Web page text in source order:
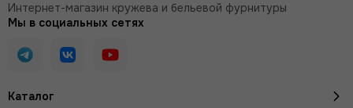
Каталог
Интернет-магазин кружева и бельевой фурнитуры
Мы в социальных сетях